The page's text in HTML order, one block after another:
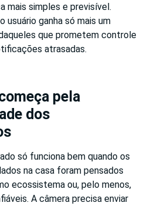
mais simples e previsível.
usuário ganha só mais um
que prometem controle
atrasadas.
pela
dos
só funciona bem quando os
na casa foram pensados
ecossistema ou, pelo menos,
A câmera precisa enviar